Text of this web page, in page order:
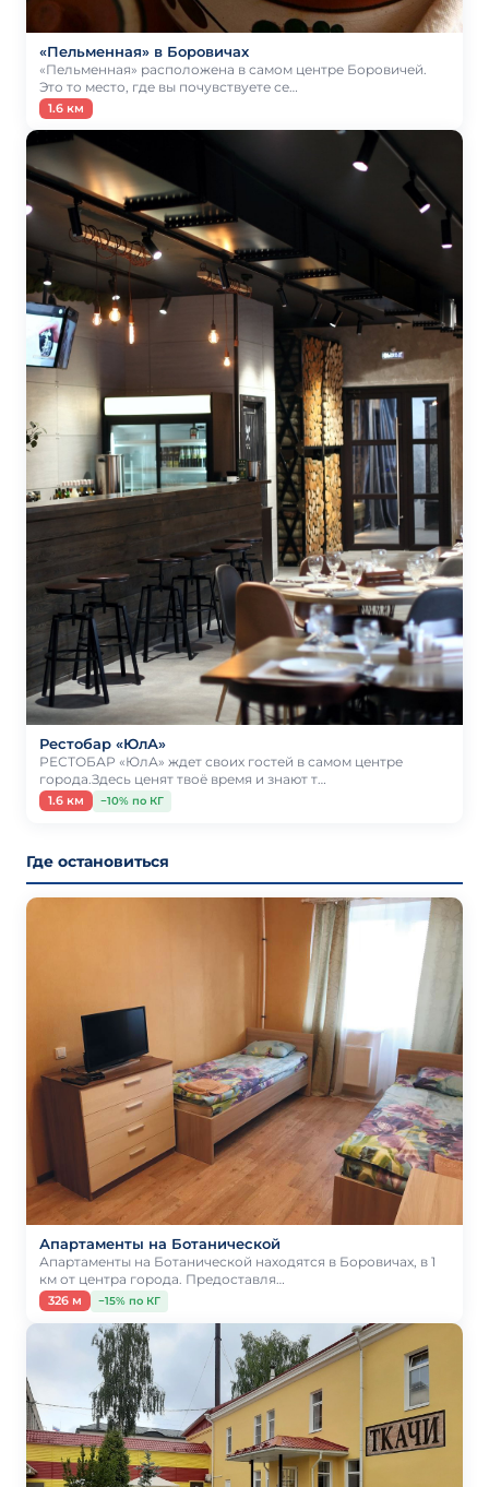
«Пельменная» в Боровичах
«Пельменная» расположена в самом центре Боровичей.
Это то место, где вы почувствуете се…
1.6 км
Рестобар «ЮлА»
РЕСТОБАР «ЮлА» ждет своих гостей в самом центре
города.Здесь ценят твоё время и знают т…
1.6 км −10% по КГ
Где остановиться
Апартаменты на Ботанической
Апартаменты на Ботанической находятся в Боровичах, в 1
км от центра города. Предоставля…
326 м −15% по КГ